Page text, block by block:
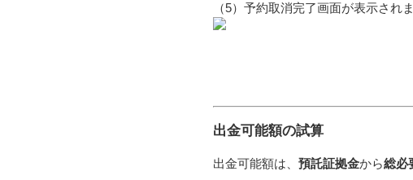
（5）予約取消完了画面が表示されま
出金可能額の試算
出金可能額は、 預託証拠金から総必